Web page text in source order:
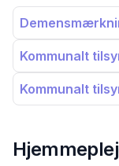
Kommunalt
Kommunalt